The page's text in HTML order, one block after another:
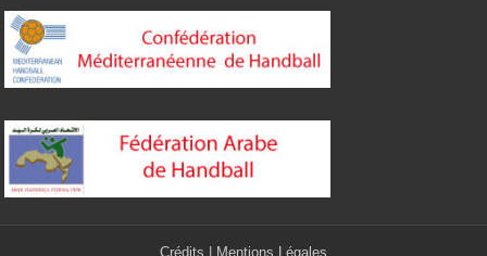
Crédits Mentions Légales